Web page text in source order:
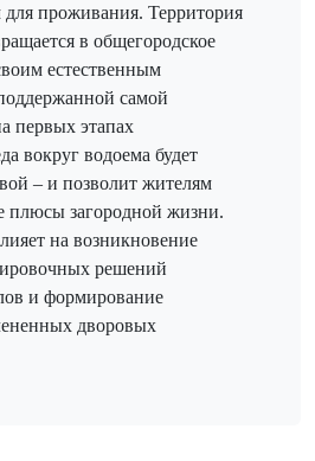
проживания. Территория
в общегородское
естественным
самой
первых этапах
вокруг водоема будет
– и позволит жителям
плюсы загородной жизни.
на возникновение
решений
и формирование
дворовых